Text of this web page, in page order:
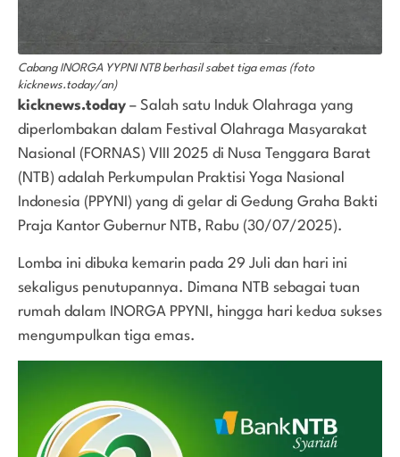
Cabang INORGA YYPNI NTB berhasil sabet tiga emas (foto
kicknews.today/an)
kicknews.today – Salah satu Induk Olahraga yang
diperlombakan dalam Festival Olahraga Masyarakat
Nasional (FORNAS) VIII 2025 di Nusa Tenggara Barat
(NTB) adalah Perkumpulan Praktisi Yoga Nasional
Indonesia (PPYNI) yang di gelar di Gedung Graha Bakti
Praja Kantor Gubernur NTB, Rabu (30/07/2025).
Lomba ini dibuka kemarin pada 29 Juli dan hari ini
sekaligus penutupannya. Dimana NTB sebagai tuan
rumah dalam INORGA PPYNI, hingga hari kedua sukses
mengumpulkan tiga emas.